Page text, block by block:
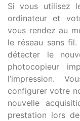
Si vous utilisez
ordinateur et
vous rendez au
le réseau sans
détecter le
photocopieur
l’impression.
configurer votre
nouvelle
prestation lors